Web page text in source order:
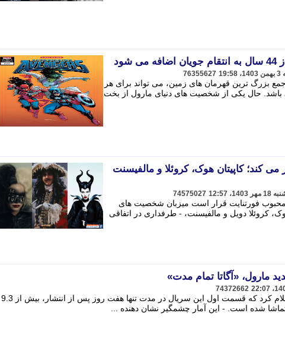
76355627
بزرگ ترین قهرمان های زمین، می تواند برای هر
حال یکی از شخصیت های دنیای مارول از بخت
کند؛ کاپیتان هوک، کروئلا و مالفیسنت
74575027
محبوب فورتنایت قرار است میزبان شخصیت های
کروئلا دویل و مالفیسنت، - طرفداری در اتفاقی
مارول، «آگاتا تمام مدت»
74372662
به گزارش بازیگر 360 ، شرکت دیزنی اعلام کرد که قسمت اول این سریال در مدت تنها هفت روز پس از انتشار، بیش از 9.3
شده است. - این آمار چشمگیر نشان دهنده ...